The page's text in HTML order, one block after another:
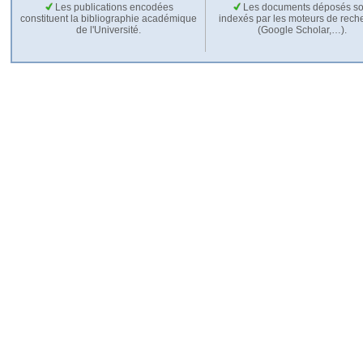
Les publications encodées
constituent la bibliographie académique
de l'Université.
Les documents déposés
indexés par les moteurs de
(Google Scholar,…).